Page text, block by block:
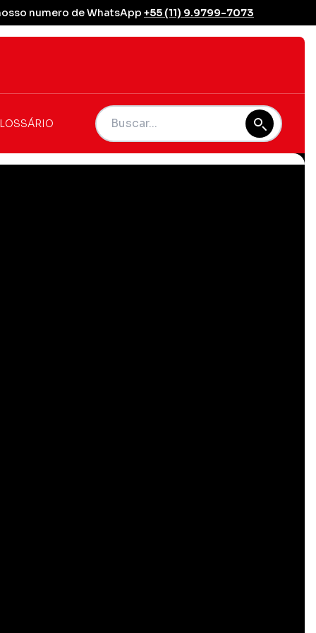
numero de WhatsApp +55 (11) 9.9799-7073